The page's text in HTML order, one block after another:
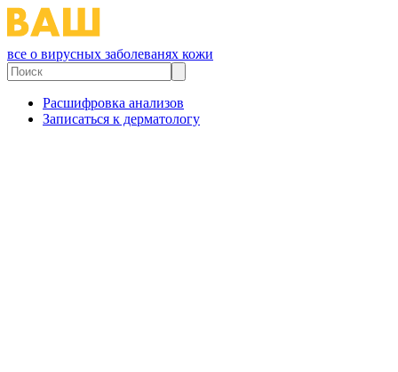
все о вирусных заболеванях кожи
Расшифровка анализов
Записаться к дерматологу